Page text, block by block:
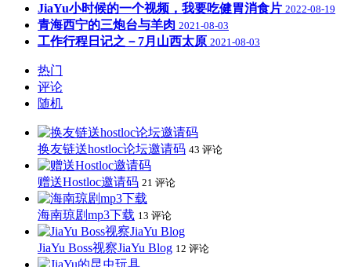
JiaYu小时候的一个视频，我要吃健胃消食片 2022-08-19
青海西宁的三炮台与羊肉 2021-08-03
工作行程日记之－7月山西太原 2021-08-03
热门
评论
随机
换友链送hostloc论坛邀请码 43 评论
赠送Hostloc邀请码 21 评论
海南琼剧mp3下载 13 评论
JiaYu Boss视察JiaYu Blog 12 评论